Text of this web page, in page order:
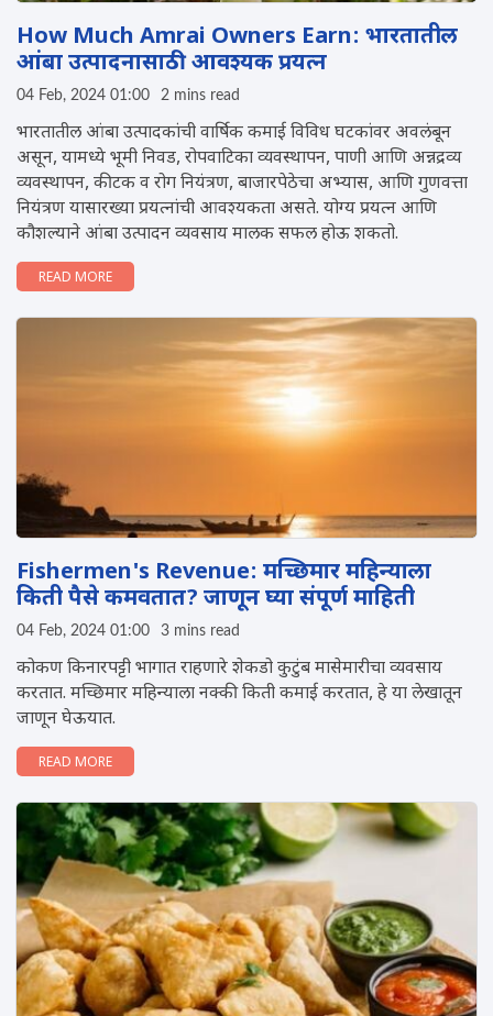
How Much Amrai Owners Earn: भारतातील
आंबा उत्पादनासाठी आवश्यक प्रयत्न
04 Feb, 2024 01:00 2 mins read
भारतातील आंबा उत्पादकांची वार्षिक कमाई विविध घटकांवर अवलंबून
असून, यामध्ये भूमी निवड, रोपवाटिका व्यवस्थापन, पाणी आणि अन्नद्रव्य
व्यवस्थापन, कीटक व रोग नियंत्रण, बाजारपेठेचा अभ्यास, आणि गुणवत्ता
नियंत्रण यासारख्या प्रयत्नांची आवश्यकता असते. योग्य प्रयत्न आणि
कौशल्याने आंबा उत्पादन व्यवसाय मालक सफल होऊ शकतो.
READ MORE
Fishermen's Revenue: मच्छिमार महिन्याला
किती पैसे कमवतात? जाणून घ्या संपूर्ण माहिती
04 Feb, 2024 01:00 3 mins read
कोकण किनारपट्टी भागात राहणारे शेकडो कुटुंब मासेमारीचा व्यवसाय
करतात. मच्छिमार महिन्याला नक्की किती कमाई करतात, हे या लेखातून
जाणून घेऊयात.
READ MORE